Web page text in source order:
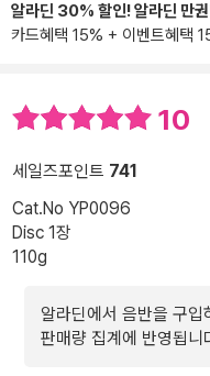
알라딘 30% 할인! 알라딘 만
카드혜택 15% + 이벤트혜택
10
세일즈포인트 741
Cat.No YP0096
Disc 1장
110g
알라딘에서 음반을 구입
판매량 집계에 반영됩니